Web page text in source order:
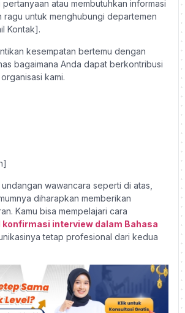
pertanyaan atau membutuhkan informasi
ragu untuk menghubungi departemen
Kontak].
kesempatan bertemu dengan
bagaimana Anda dapat berkontribusi
kami.
wawancara seperti di atas,
diharapkan memberikan
Kamu bisa mempelajari cara
interview dalam Bahasa
tetap profesional dari kedua